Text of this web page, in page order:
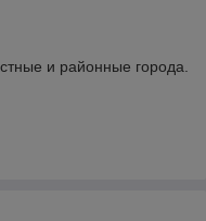
и районные города.